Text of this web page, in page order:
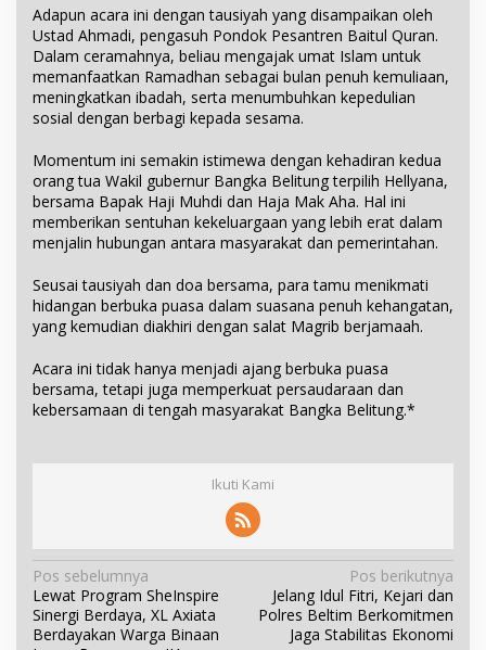
Adapun acara ini dengan tausiyah yang disampaikan oleh
Ustad Ahmadi, pengasuh Pondok Pesantren Baitul Quran.
Dalam ceramahnya, beliau mengajak umat Islam untuk
memanfaatkan Ramadhan sebagai bulan penuh kemuliaan,
meningkatkan ibadah, serta menumbuhkan kepedulian
sosial dengan berbagi kepada sesama.
Momentum ini semakin istimewa dengan kehadiran kedua
orang tua Wakil gubernur Bangka Belitung terpilih Hellyana,
bersama Bapak Haji Muhdi dan Haja Mak Aha. Hal ini
memberikan sentuhan kekeluargaan yang lebih erat dalam
menjalin hubungan antara masyarakat dan pemerintahan.
Seusai tausiyah dan doa bersama, para tamu menikmati
hidangan berbuka puasa dalam suasana penuh kehangatan,
yang kemudian diakhiri dengan salat Magrib berjamaah.
Acara ini tidak hanya menjadi ajang berbuka puasa
bersama, tetapi juga memperkuat persaudaraan dan
kebersamaan di tengah masyarakat Bangka Belitung.*
Ikuti Kami
N
a
v
Pos sebelumnya
Lewat Program SheInspire
Sinergi Berdaya, XL Axiata
Berdayakan Warga Binaan
Pos berikutnya
Jelang Idul Fitri, Kejari dan
Polres Beltim Berkomitmen
Jaga Stabilitas Ekonomi